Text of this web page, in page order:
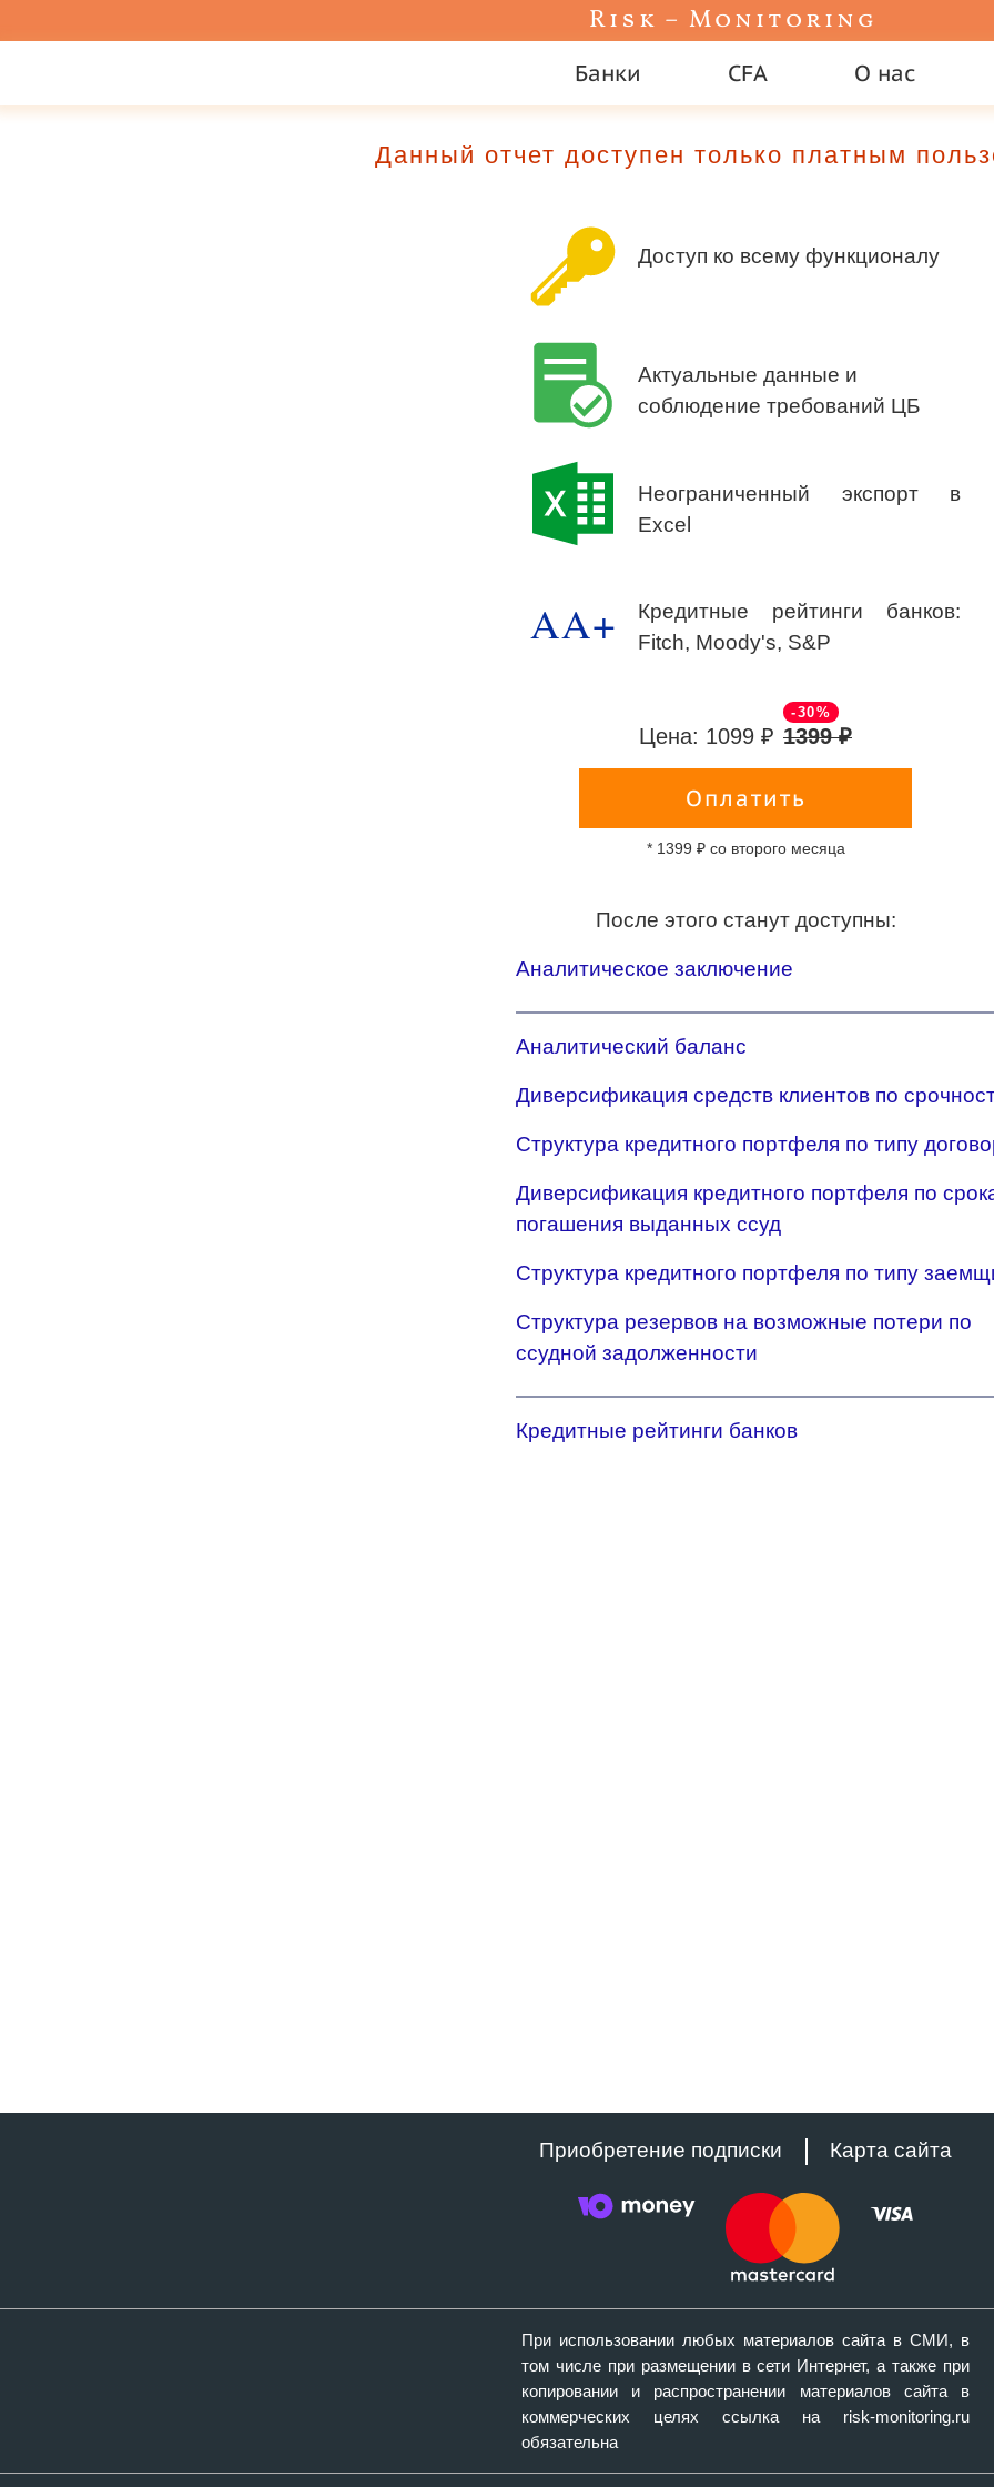
Risk – Monitoring
Банки CFA О нас
Данный отчет доступен только платным
Доступ ко всему функционалу
Актуальные данные и
соблюдение требований ЦБ
Неограниченный экспорт в
Excel
AA+
Кредитные рейтинги банков:
Fitch, Moody's, S&P
Цена: 1099 ₽ 1399 ₽
-30%
Оплатить
* 1399 ₽ со второго месяца
После этого станут доступны:
Аналитическое заключение
Аналитический баланс
Диверсификация средств клиентов по
Структура кредитного портфеля по типу
Диверсификация кредитного портфеля по
погашения выданных ссуд
Структура кредитного портфеля по типу
Структура резервов на возможные потери по
ссудной задолженности
Кредитные рейтинги банков
Приобретение подписки Карта сайта
При использовании любых материалов сайта в СМИ, в
том числе при размещении в сети Интернет, а также при
копировании и распространении материалов сайта в
коммерческих целях ссылка на risk-monitoring.ru
обязательна